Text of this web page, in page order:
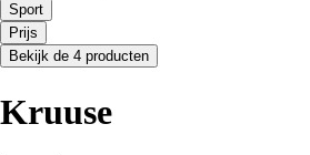
Sport
Prijs
Bekijk de 4 producten
Kruuse